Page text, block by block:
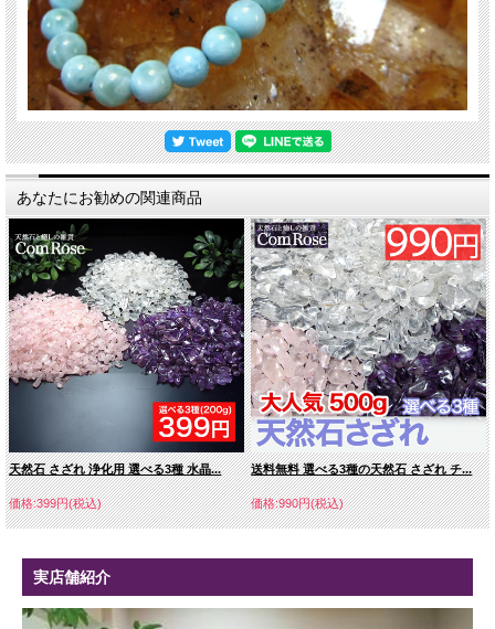
あなたにお勧めの関連商品
天然石 さざれ 浄化用 選べる3種 水晶...
価格:399円(税込)
送料無料 選べる3種の天然石 さざれ チ...
価格:990円(税込)
実店舗紹介